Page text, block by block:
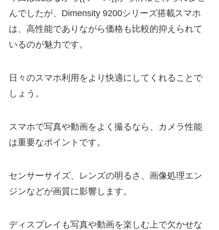
んでしたが、Dimensity 9200シリーズ搭載スマホ
は、高性能でありながら価格も比較的抑えられて
いるのが魅力です。
日々のスマホ利用をより快適にしてくれることで
しょう。
スマホで写真や動画をよく撮るなら、カメラ性能
は重要なポイントです。
センサーサイズ、レンズの明るさ、画像処理エン
ジンなどが画質に影響します。
ディスプレイも写真や動画を楽しむ上で欠かせな